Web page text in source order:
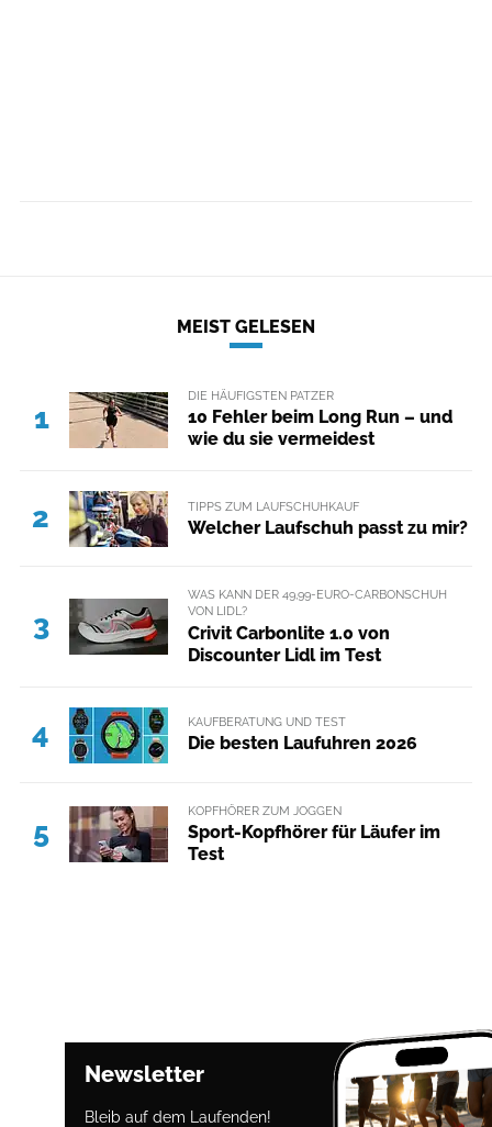
MEIST GELESEN
1
DIE HÄUFIGSTEN PATZER
10 Fehler beim Long Run – und
wie du sie vermeidest
2 TIPPS ZUM LAUFSCHUHKAUF
Welcher Laufschuh passt zu mir?
3
WAS KANN DER 49,99-EURO-CARBONSCHUH
VON LIDL?
Crivit Carbonlite 1.0 von
Discounter Lidl im Test
4 KAUFBERATUNG UND TEST
Die besten Laufuhren 2026
5
KOPFHÖRER ZUM JOGGEN
Sport-Kopfhörer für Läufer im
Test
Newsletter
Bleib auf dem Laufenden!